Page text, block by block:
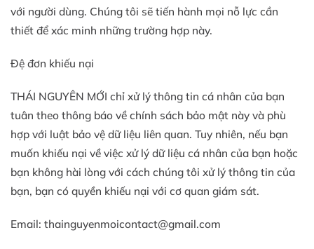
với người dùng. Chúng tôi sẽ tiến hành mọi nỗ lực cần
thiết để xác minh những trường hợp này.
Đệ đơn khiếu nại
THÁI NGUYÊN MỚI chỉ xử lý thông tin cá nhân của bạn
tuân theo thông báo về chính sách bảo mật này và phù
hợp với luật bảo vệ dữ liệu liên quan. Tuy nhiên, nếu bạn
muốn khiếu nại về việc xử lý dữ liệu cá nhân của bạn hoặc
bạn không hài lòng với cách chúng tôi xử lý thông tin của
bạn, bạn có quyền khiếu nại với cơ quan giám sát.
Email: thainguyenmoicontact@gmail.com